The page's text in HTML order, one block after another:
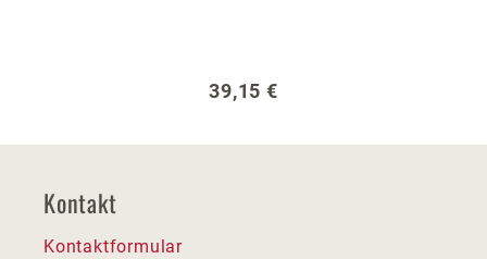
Regulärer Preis:
39,15 €
Kontakt
Kontaktformular